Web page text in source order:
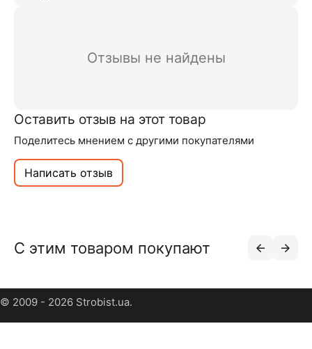
Отзывы не найдены
Оставить отзыв на этот товар
Поделитесь мнением с другими покупателями
Написать отзыв
С этим товаром покупают
© 2009 - 2026 Strobist.ua.